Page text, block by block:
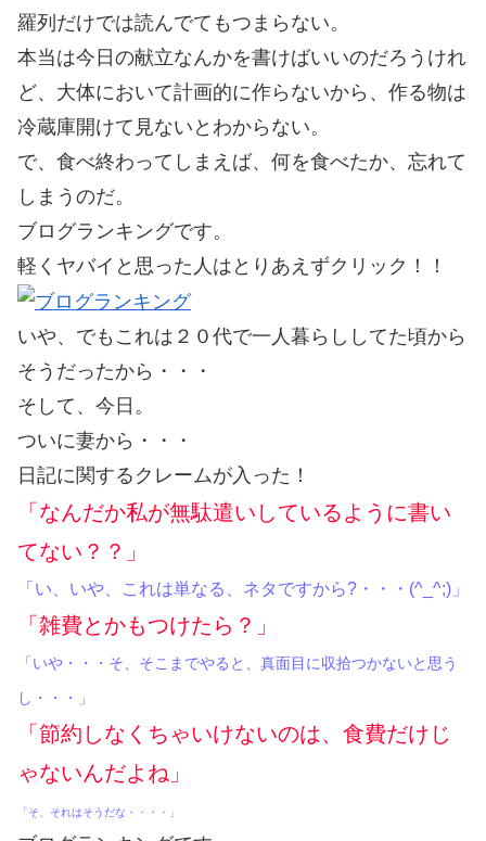
羅列だけでは読んでてもつまらない。
本当は今日の献立なんかを書けばいいのだろうけれ
ど、大体において計画的に作らないから、作る物は
冷蔵庫開けて見ないとわからない。
で、食べ終わってしまえば、何を食べたか、忘れて
しまうのだ。
ブログランキングです。
軽くヤバイと思った人はとりあえずクリック！！
いや、でもこれは２０代で一人暮らししてた頃から
そうだったから・・・
そして、今日。
ついに妻から・・・
日記に関するクレームが入った！
「なんだか私が無駄遣いしているように書い
てない？？」
「い、いや、これは単なる、ネタですから?・・・(^_^;)」
「雑費とかもつけたら？」
「いや・・・そ、そこまでやると、真面目に収拾つかないと思う
し・・・」
「節約しなくちゃいけないのは、食費だけじ
ゃないんだよね」
「そ、それはそうだな・・・・」